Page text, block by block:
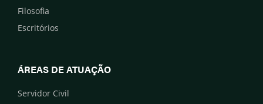
Filosofia
Escritórios
ÁREAS DE ATUAÇÃO
Servidor Civil